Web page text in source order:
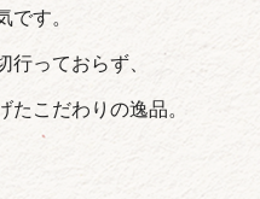
す。
っておらず、
こだわりの逸品。